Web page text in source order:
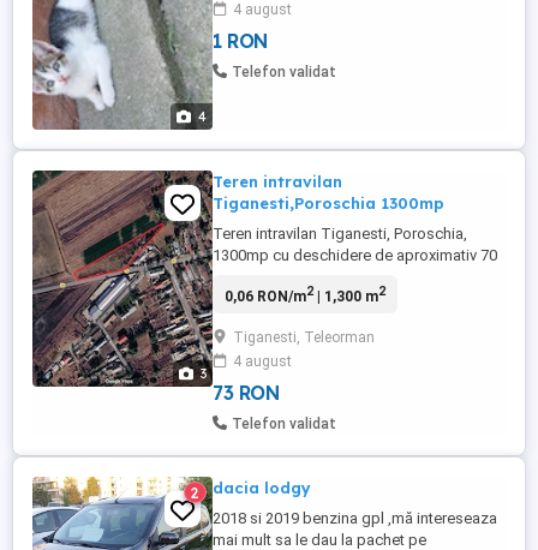
4
4 august
1 RON
Telefon validat
3
Teren intravilan
Tiganesti,Poroschia 1300mp
Teren intravilan Tiganesti, Poroschia,
1300mp cu deschidere de aproximativ 70
euro mp Utilitati langa teren. Mai multe
0,06 RON/m2| 1,300 m2
Tiganesti, Teleorman
4 august
73 RON
Telefon validat
2 dacia lodgy
2018 si 2019 benzina gpl ,mă intereseaza
mai mult sa le dau la pachet pe